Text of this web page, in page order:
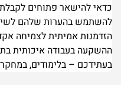
כדאי להישאר פתוחים
להשתמש בהערות שלהם
הזדמנות אמיתית לצמיחה
ההשקעה בעבודה איכותית
בעתידכם – בלימודים,